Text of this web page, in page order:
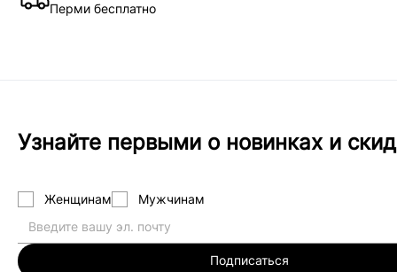
Перми бесплатно
Узнайте первыми о новинках и
Женщинам Мужчинам
Подписаться